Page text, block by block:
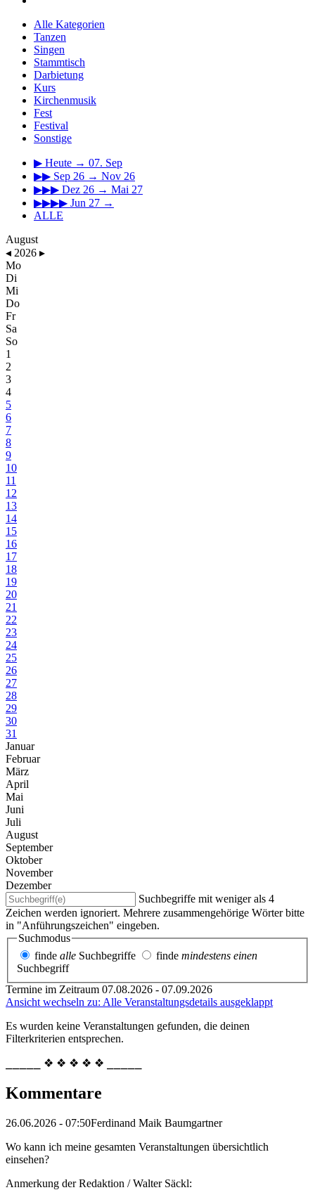
Alle Kategorien
Tanzen
Singen
Stammtisch
Darbietung
Kurs
Kirchenmusik
Fest
Festival
Sonstige
▶ Heute → 07. Sep
▶▶ Sep 26 → Nov 26
▶▶▶ Dez 26 → Mai 27
▶▶▶▶ Jun 27 →
ALLE
August
◂ 2026 ▸
Mo
Di
Mi
Do
Fr
Sa
So
1
2
3
4
5
6
7
8
9
10
11
12
13
14
15
16
17
18
19
20
21
22
23
24
25
26
27
28
29
30
31
Januar
Februar
März
April
Mai
Juni
Juli
August
September
Oktober
November
Dezember
Suchbegriffe mit weniger als 4
Zeichen werden ignoriert. Mehrere zusammengehörige Wörter bitte
in "Anführungszeichen" eingeben.
Suchmodus
finde alle Suchbegriffe finde mindestens einen
Suchbegriff
Termine im Zeitraum 07.08.2026 - 07.09.2026
Ansicht wechseln zu: Alle Veranstaltungsdetails ausgeklappt
Es wurden keine Veranstaltungen gefunden, die deinen
Filterkriterien entsprechen.
⎯⎯⎯⎯⎯ ❖ ❖ ❖ ❖ ❖ ⎯⎯⎯⎯⎯
Kommentare
26.06.2026 - 07:50Ferdinand Maik Baumgartner
Wo kann ich meine gesamten Veranstaltungen übersichtlich
einsehen?
Anmerkung der Redaktion /Walter Säckl: